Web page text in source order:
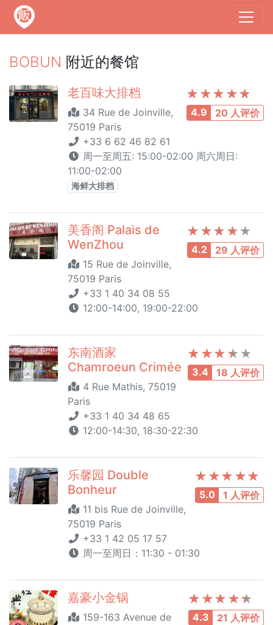
BOBUN 附近的餐馆
4.9 20 人评价
老百味大排档
34 Rue de Joinville,
75019 Paris
+33 6 62 46 82 61
周一至周五: 15:00-02:00 周六周日:
11:00-02:00
海鲜大排档
4.2 29 人评价
美香阁 Palais de
WenZhou
15 Rue de Joinville,
75019 Paris
+33 1 40 34 08 55
12:00-14:00, 19:00-22:00
3.4 18 人评价
东南酒家
Chamroeun Crimée
4 Rue Mathis, 75019
Paris
+33 1 40 34 48 65
12:00-14:30, 18:30-22:30
5.0 1 人评价
乐馨园 Double
Bonheur
11 bis Rue de Joinville,
75019 Paris
+33 1 42 05 17 57
周一至周日：11:30 - 01:30
4.3 21 人评价
嘉豪小金锅
159-163 Avenue de